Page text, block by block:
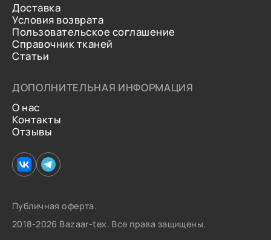
Доставка
Условия возврата
Пользовательское соглашение
Справочник тканей
Статьи
ДОПОЛНИТЕЛЬНАЯ ИНФОРМАЦИЯ
О нас
Контакты
Отзывы
Публичная оферта.
2018-2026 Bazaar-tex. Все права защищены.